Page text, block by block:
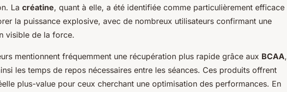
La créatine, quant à elle, a été identifiée comme particulièrement efficace
la puissance explosive, avec de nombreux utilisateurs confirmant une
visible de la force.
mentionnent fréquemment une récupération plus rapide grâce aux BCAA,
les temps de repos nécessaires entre les séances. Ces produits offrent
plus-value pour ceux cherchant une optimisation des performances. En